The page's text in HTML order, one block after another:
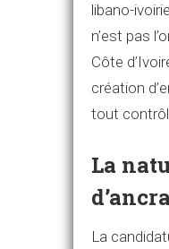
libano-
n’est pas
Côte
création
tout
La
La